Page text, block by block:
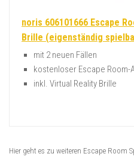
noris 606101666 Escape
Brille (eigenständig
mit 2 neuen Fällen
kostenloser Escape Room-
inkl. Virtual Reality Brille
Hier geht es zu weiteren Escape Room